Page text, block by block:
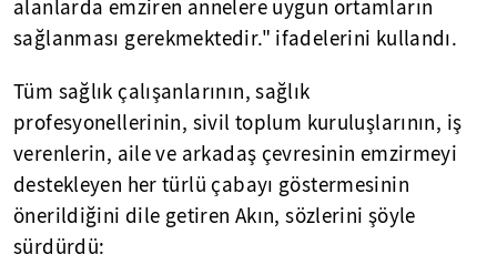
alanlarda emziren annelere uygun ortamların
sağlanması gerekmektedir." ifadelerini kullandı.
Tüm sağlık çalışanlarının, sağlık
profesyonellerinin, sivil toplum kuruluşlarının, iş
verenlerin, aile ve arkadaş çevresinin emzirmeyi
destekleyen her türlü çabayı göstermesinin
önerildiğini dile getiren Akın, sözlerini şöyle
sürdürdü: